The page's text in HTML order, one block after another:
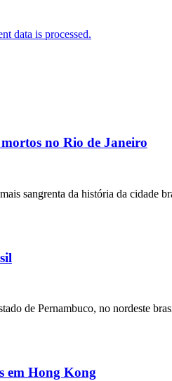
data is processed.
no Rio de Janeiro
sangrenta da história da
de Pernambuco, no nordeste
em Hong Kong